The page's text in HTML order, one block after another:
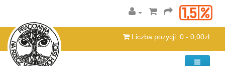
Liczba pozycji: 0 - 0,00zł
Kategorie